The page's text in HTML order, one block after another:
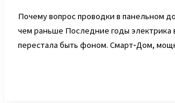
Почему вопрос проводки в панельном
чем раньше Последние годы электрика
перестала быть фоном. Смарт‑Дом,